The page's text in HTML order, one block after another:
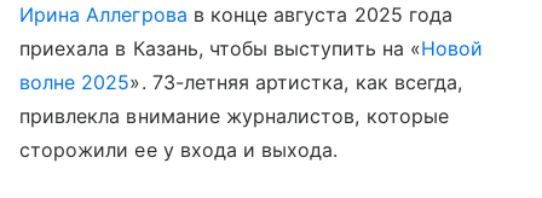
Ирина Аллегрова в конце августа 2025 года
приехала в Казань, чтобы выступить на «Новой
волне 2025». 73-летняя артистка, как всегда,
привлекла внимание журналистов, которые
сторожили ее у входа и выхода.